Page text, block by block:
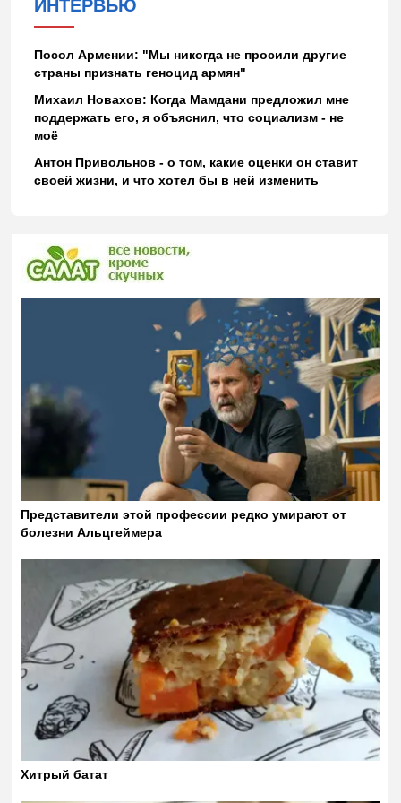
ИНТЕРВЬЮ
Посол Армении: "Мы никогда не просили другие
страны признать геноцид армян"
Михаил Новахов: Когда Мамдани предложил мне
поддержать его, я объяснил, что социализм - не
моё
Антон Привольнов - о том, какие оценки он ставит
своей жизни, и что хотел бы в ней изменить